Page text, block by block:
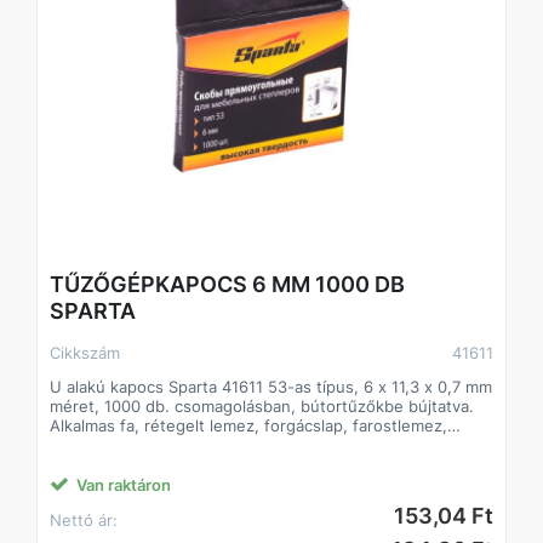
TŰZŐGÉPKAPOCS 6 MM 1000 DB
SPARTA
Cikkszám
41611
U alakú kapocs Sparta 41611 53-as típus, 6 x 11,3 x 0,7 mm
méret, 1000 db. csomagolásban, bútortűzőkbe bújtatva.
Alkalmas fa, rétegelt lemez, forgácslap, farostlemez,
Az acélkapcsok rendelkeznek a szükséges szilárdsági
Van raktáron
Nettó ár:
153,04 Ft